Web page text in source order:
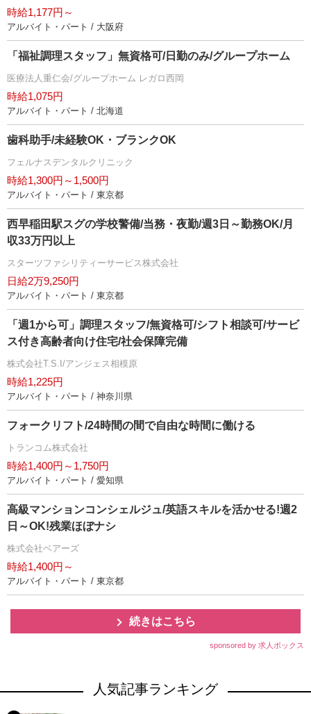
時給1,177円～
アルバイト・パート / 大阪府
「福祉調理スタッフ」無資格可/日勤のみ/グループホーム
医療法人重仁会/グループホーム レガロ西岡
時給1,075円
アルバイト・パート / 北海道
歯科助手/未経験OK・ブランクOK
フェルナスデンタルクリニック
時給1,300円～1,500円
アルバイト・パート / 東京都
西早稲田駅スグの学校警備/当務・夜勤/週3日～勤務OK/月
収33万円以上
スターツファシリティーサービス株式会社
日給2万9,250円
アルバイト・パート / 東京都
「週1から可」調理スタッフ/無資格可/シフト相談可/サービ
ス付き高齢者向け住宅/社会保障完備
株式会社T.S.I/アンジェス相模原
時給1,225円
アルバイト・パート / 神奈川県
フォークリフト/24時間の間で自由な時間に働ける
トランコム株式会社
時給1,400円～1,750円
アルバイト・パート / 愛知県
高級マンションコンシェルジュ/英語スキルを活かせる!週2
日～OK!残業ほぼナシ
株式会社ベアーズ
時給1,400円～
アルバイト・パート / 東京都
続きはこちら
sponsored by 求人ボックス
人気記事ランキング